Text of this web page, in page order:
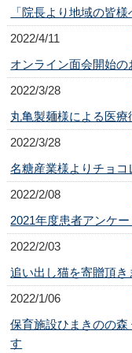
「院長より地域の皆
2022/4/11
オンライン面会開始の
2022/3/28
丸亀製麺様による医
2022/3/28
名糖産業様よりチョ
2022/2/08
2021年度患者アンケ
2022/2/03
追い出し猫を寄贈頂き
2022/1/06
保育施設ひまきのの
す